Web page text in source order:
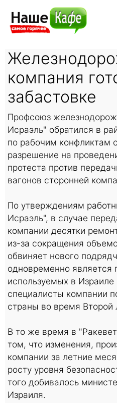
компания
забастовке
Профсоюз
Исраэль" обратился в
по рабочим конфликтам
разрешение на
протеста против
вагонов сторонней
По утверждениям
Исраэль", в случае
компании десятки
из-за сокращения
обвиняет нового
одновременно является
используемых в Израиле
специалисты компании
страны во время Второй
В то же время в
том, что изменения,
компании за летние
росту уровня
того добивалось
Израиля.